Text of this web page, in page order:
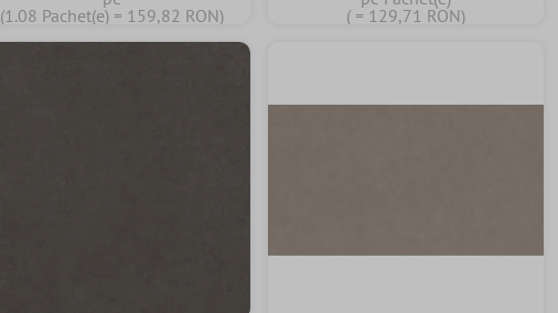
(1.08 Pachet(e) = 159,82 RON)
( = 129,71 RON)